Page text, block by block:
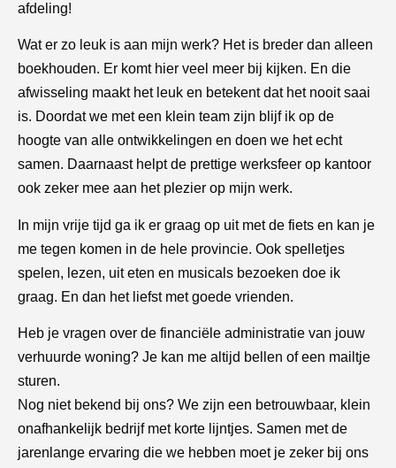
afdeling!
Wat er zo leuk is aan mijn werk? Het is breder dan alleen
boekhouden. Er komt hier veel meer bij kijken. En die
afwisseling maakt het leuk en betekent dat het nooit saai
is. Doordat we met een klein team zijn blijf ik op de
hoogte van alle ontwikkelingen en doen we het echt
samen. Daarnaast helpt de prettige werksfeer op kantoor
ook zeker mee aan het plezier op mijn werk.
In mijn vrije tijd ga ik er graag op uit met de fiets en kan je
me tegen komen in de hele provincie. Ook spelletjes
spelen, lezen, uit eten en musicals bezoeken doe ik
graag. En dan het liefst met goede vrienden.
Heb je vragen over de financiële administratie van jouw
verhuurde woning? Je kan me altijd bellen of een mailtje
sturen.
Nog niet bekend bij ons? We zijn een betrouwbaar, klein
onafhankelijk bedrijf met korte lijntjes. Samen met de
jarenlange ervaring die we hebben moet je zeker bij ons